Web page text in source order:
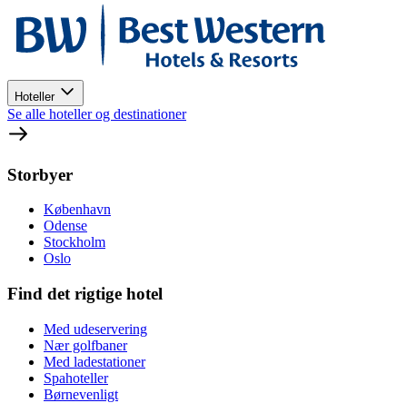
Hoteller
Se alle hoteller og destinationer
Storbyer
København
Odense
Stockholm
Oslo
Find det rigtige hotel
Med udeservering
Nær golfbaner
Med ladestationer
Spahoteller
Børnevenligt